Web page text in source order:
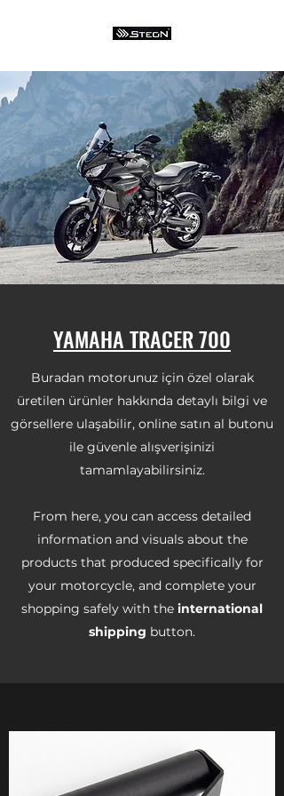
YAMAHA TRACER 700
Buradan motorunuz için özel olarak
üretilen ürünler hakkında detaylı bilgi ve
görsellere ulaşabilir, online satın al butonu
ile güvenle alışverişinizi
tamamlayabilirsiniz.
From here, you can access detailed
information and visuals about the
products that produced specifically for
your motorcycle, and complete your
shopping safely with the international
shipping button.